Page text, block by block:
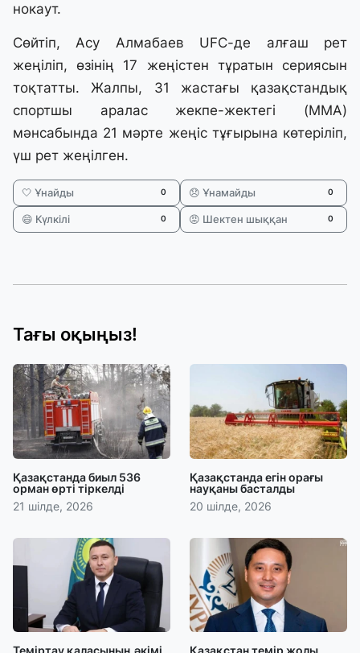
нокаут.
Сөйтіп, Асу Алмабаев UFC-де алғаш рет
жеңіліп, өзінің 17 жеңістен тұратын сериясын
тоқтатты. Жалпы, 31 жастағы қазақстандық
спортшы аралас жекпе-жектегі (ММА)
мәнсабында 21 мәрте жеңіс тұғырына көтеріліп,
үш рет жеңілген.
🤍 Ұнайды 0 😞 Ұнамайды 0
😄 Күлкілі 0 😡 Шектен шыққан 0
Тағы оқыңыз!
Қазақстанда биыл 536
орман өрті тіркелді
21 шілде, 2026
Қазақстанда егін орағы
науқаны басталды
20 шілде, 2026